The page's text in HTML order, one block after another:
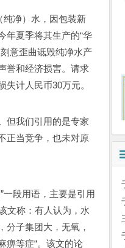
净）水，因包装新
年夏季将其生产的“华
意歪曲诋毁纯净水产
誉和经济损害。请求
计人民币30万元。
我们引用的是专家
正当竞争，也未对原
段用语，主要是引用
文称：有人认为，水
分子集团大，无氧，
痹等症“。该文的论